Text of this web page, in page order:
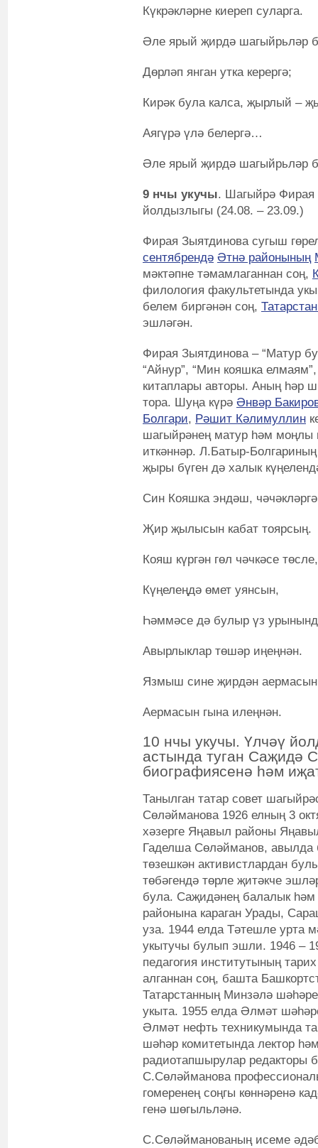
Күкрәкләрне киереп суларга.
Әле ярый җирдә шагыйрьләр
Дөрләп янган утка керергә;
Кирәк була калса, җырлый –
Аягүрә үлә белергә…
Әле ярый җирдә шагыйрьләр
9 нчы укучы. Шагыйрә Фирая
йолдызлыгы (24.08. – 23.09.)
Фирая Зыятдинова сугыш
сентябрендә Әтнә районының
мәктәпне тәмамлаганнан соң,
филология факультетында
белем биргәнән соң,
эшләгән.
Фирая Зыятдинова – “Матур
“Айнур”, “Мин кояшка
китаплары авторы. Аның һәр
тора. Шуңа күрә Әнвәр
Болгари, Рәшит Кәлимуллин
шагыйрәнең матур һәм моңлы
иткәннәр. Л.Батыр-
җыры бүген дә халык
Син Кояшка эндәш,
Җир җылысын кабат тоярсың.
Кояш күргән гөл чәчкәсе төсле,
Күңелеңдә өмет уянсын,
Һәммәсе дә булыр үз
Авырлыклар төшәр иңеңнән.
Язмыш сине җирдән
Аермасын гына илеңнән.
10 нчы укучы. Үлчәү
астында туган Саҗидә
биографиясенә һәм
Танылган татар совет
Сөләйманова 1926 елның 3
хәзерге Яңавыл районы
Гаделша Сөләйманов, авылда
төзешкән активистлардан
төбәгендә төрле җитәкче
була. Саҗидәнең балалык
районына караган Урады,
уза. 1944 елда Тәтешле урта
укытучы булып эшли. 1946 –
педагогия институтының
алганнан соң, башта
Татарстанның Минзәлә
укыта. 1955 елда Әлмәт
Әлмәт нефть техникумында
шәһәр комитетында лектор
радиотапшырулар редакторы
С.Сөләйманова
гомеренең соңгы көннәренә
генә шөгыльләнә.
С.Сөләйманованың исеме